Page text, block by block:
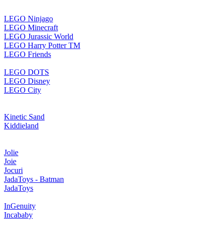
LEGO Ninjago
LEGO Minecraft
LEGO Jurassic World
LEGO Harry Potter TM
LEGO Friends
LEGO DOTS
LEGO Disney
LEGO City
Kinetic Sand
Kiddieland
Jolie
Joie
Jocuri
JadaToys - Batman
JadaToys
InGenuity
Incababy